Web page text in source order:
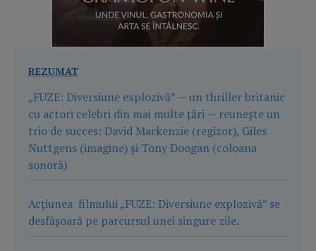
REZUMAT
„FUZE: Diversiune explozivă” — un thriller britanic
cu actori celebri din mai multe țări — reunește un
trio de succes: David Mackenzie (regizor), Giles
Nuttgens (imagine) și Tony Doogan (coloana
sonoră)
Acțiunea filmului „FUZE: Diversiune explozivă” se
desfășoară pe parcursul unei singure zile.